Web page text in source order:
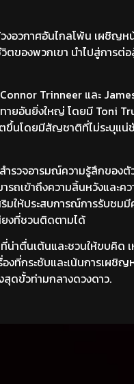
งอวกาศอันไกลโพ้น เผชิญ
องพวกเขา นำไปสู่การต่อ
Trinneer และ
ายอันยิ่งใหญ่ โดยมี Toni
ขึ้นโดยมีสัญชาติที่ไม่ระบุแน่
ำรวจอารมณ์ความรู้สึกของตั
ถเข้าถึงความสิ้นหวังและค
มให้ประสบการณ์การรับชม
ยงที่ชวนติดตามได้
าตื่นเต้นและชวนให้ขบคิด เ
องที่กระชับและเน้นการเผชิ
ดขั้วท่ามกลางดวงดาว.